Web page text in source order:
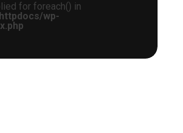
for foreach() in
wp-